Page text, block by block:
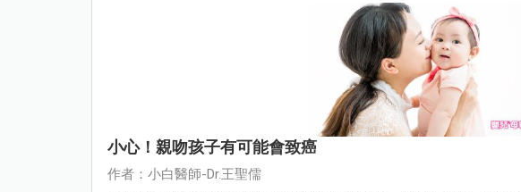
小心！親吻孩子有可能會致癌
作者：小白醫師-Dr.王聖儒